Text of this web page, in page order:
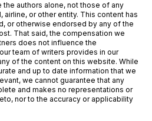
authors alone, not those of any
airline, or other entity. This content has
or otherwise endorsed by any of the
That said, the compensation we
does not influence the
team of writers provides in our
of the content on this website. While
and up to date information that we
we cannot guarantee that any
and makes no representations or
nor to the accuracy or applicability